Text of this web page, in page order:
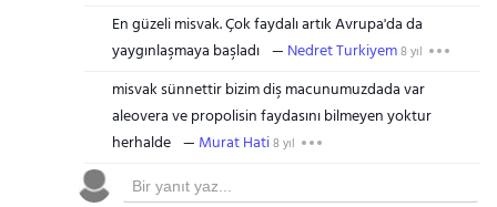
En güzeli misvak. Çok faydalı artık Avrupa'da da
yaygınlaşmaya başladı
Nedret Turkiyem8 yıl
misvak sünnettir bizim diş macunumuzdada var
aleovera ve propolisin faydasını bilmeyen yoktur
herhalde
Murat Hati8 yıl